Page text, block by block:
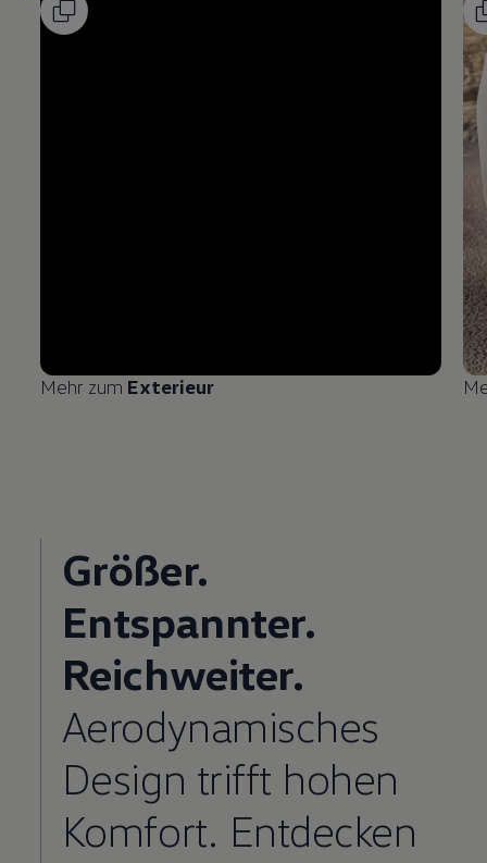
Mehr zum Exterieur
Größer.
Entspannter.
Reichweiter.
Aerodynamisches
Design trifft hohen
Komfort. Entdecken